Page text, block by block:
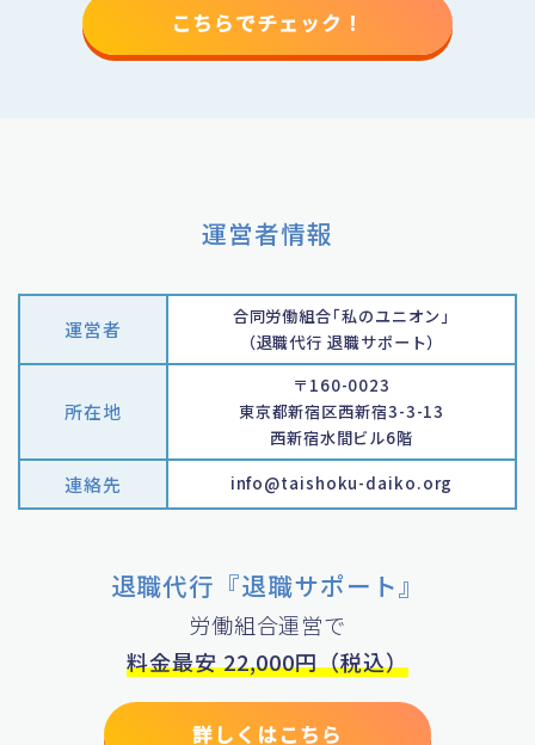
こちらでチェック！
運営者情報
運営者
合同労働組合｢私のユニオン｣
（退職代行 退職サポート）
所在地
〒160-0023
東京都新宿区西新宿3-3-13
西新宿水間ビル6階
連絡先 info@taishoku-daiko.org
退職代行『退職サポート』
労働組合運営で
料金最安 22,000円（税込）
詳しくはこちら